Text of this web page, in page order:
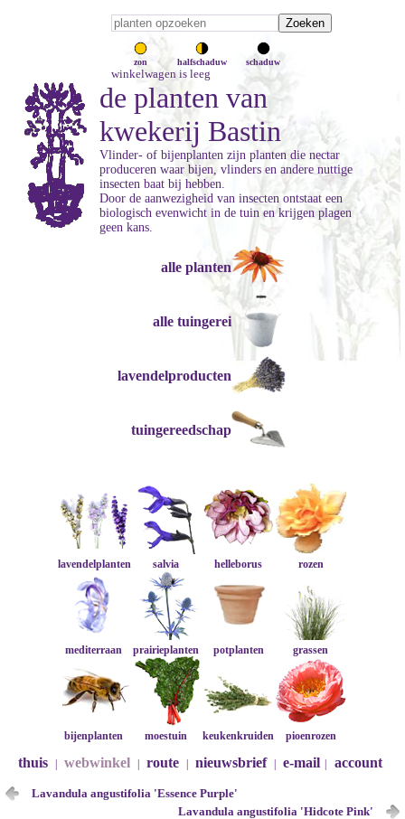
zon halfschaduw schaduw
winkelwagen is leeg
de planten van
kwekerij Bastin
Vlinder- of bijenplanten zijn planten die nectar
produceren waar bijen, vlinders en andere nuttige
insecten baat bij hebben.
Door de aanwezigheid van insecten ontstaat een
biologisch evenwicht in de tuin en krijgen plagen
geen kans.
alle planten
alle tuingerei
lavendelproducten
tuingereedschap
lavendelplanten salvia helleborus rozen
mediterraan prairieplanten potplanten grassen
bijenplanten moestuin keukenkruiden pioenrozen
thuis webwinkel route nieuwsbrief e-mail account
Lavandula angustifolia 'Essence Purple'
Lavandula angustifolia 'Hidcote Pink'